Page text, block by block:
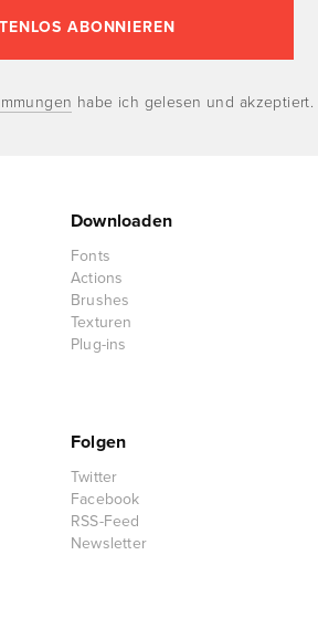
habe ich gelesen und akzeptiert.
Downloaden
Fonts
Actions
Brushes
Texturen
Plug-ins
Folgen
Twitter
Facebook
RSS-Feed
Newsletter